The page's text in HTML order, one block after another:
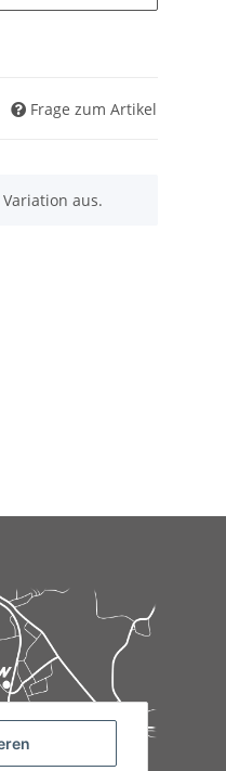
Frage zum Artikel
aus.